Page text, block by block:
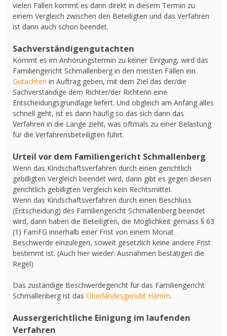
vielen Fällen kommt es dann direkt in diesem Termin zu
einem Vergleich zwischen den Beteiligten und das Verfahren
ist dann auch schon beendet.
Sachverständigengutachten
Kommt es im Anhörungstermin zu keiner Einigung, wird das
Familiengericht Schmallenberg in den meisten Fällen ein
Gutachten in Auftrag geben, mit dem Ziel das der/die
Sachverständige dem Richter/der Richterin eine
Entscheidungsgrundlage liefert. Und obgleich am Anfang alles
schnell geht, ist es dann häufig so das sich dann das
Verfahren in die Länge zieht, was oftmals zu einer Belastung
für die Verfahrensbeteiligten führt.
Urteil vor dem Familiengericht Schmallenberg
Wenn das Kindschaftsverfahren durch einen gerichtlich
gebilligten Vergleich beendet wird, dann gibt es gegen diesen
gerichtlich gebilligten Vergleich kein Rechtsmittel.
Wenn das Kindschaftsverfahren durch einen Beschluss
(Entscheidung) des Familiengericht Schmallenberg beendet
wird, dann haben die Beteiligten, die Möglichkeit gemäss § 63
(1) FamFG innerhalb einer Frist von einem Monat
Beschwerde einzulegen, soweit gesetzlich keine andere Frist
bestimmt ist. (Auch hier wieder: Ausnahmen bestätigen die
Regel)
Das zuständige Beschwerdegericht für das Familiengericht
Schmallenberg ist das Oberlandesgericht Hamm.
Aussergerichtliche Einigung im laufenden
Verfahren